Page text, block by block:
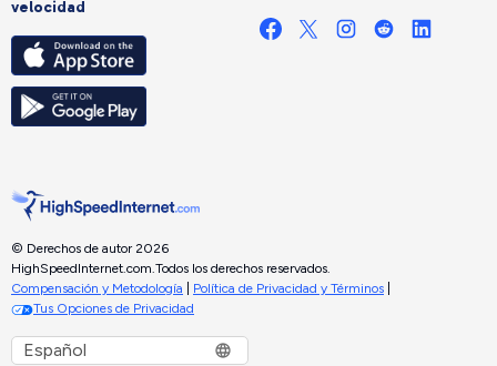
velocidad
© Derechos de autor 2026
HighSpeedInternet.com. Todos los derechos reservados.
Compensación y Metodología
Política de Privacidad y Términos
Tus Opciones de Privacidad